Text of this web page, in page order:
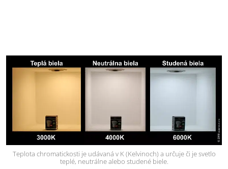
Teplota chromatickosti je udávaná v K (Kelvinoch) a určuje či je svetlo
teplé, neutrálne alebo studené biele.